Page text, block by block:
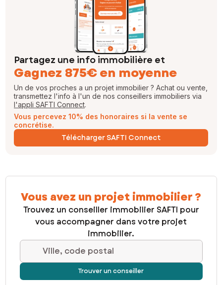
Partagez une info immobilière et
Gagnez 875€ en moyenne
Un de vos proches a un projet immobilier ? Achat ou vente,
transmettez l'info à l'un de nos conseillers immobiliers via
l'appli SAFTI Connect.
Vous percevez 10% des honoraires si la vente se
concrétise.
Télécharger SAFTI Connect
Vous avez un projet immobilier ?
Trouvez un conseiller immobilier SAFTI pour
vous accompagner dans votre projet
immobilier.
Ville, code postal
Trouver un conseiller